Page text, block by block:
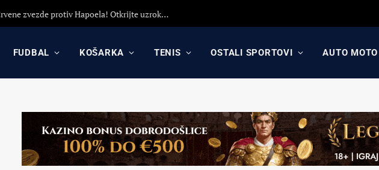
Detaljna analiza poraza Crvene zvezde protiv Hapoela! Otkrijte uzroke poraza, analizu odluka Dejana Stankovića i najavu revanša
FUDBAL KOŠARKA TENIS OSTALI SPORTOVI AUTO MOTO